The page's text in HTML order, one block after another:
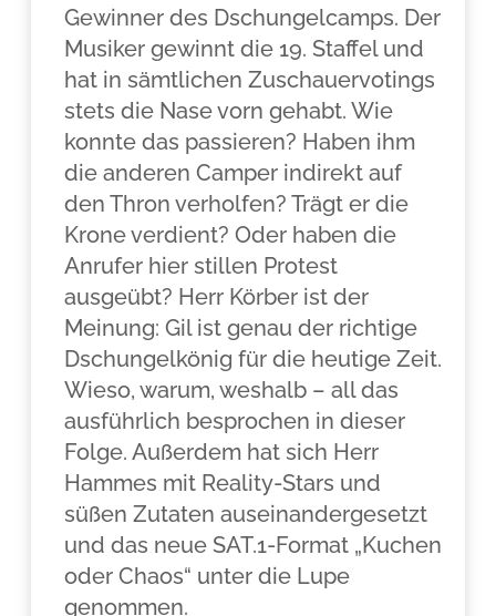
Gewinner des Dschungelcamps. Der
Musiker gewinnt die 19. Staffel und
hat in sämtlichen Zuschauervotings
stets die Nase vorn gehabt. Wie
konnte das passieren? Haben ihm
die anderen Camper indirekt auf
den Thron verholfen? Trägt er die
Krone verdient? Oder haben die
Anrufer hier stillen Protest
ausgeübt? Herr Körber ist der
Meinung: Gil ist genau der richtige
Dschungelkönig für die heutige Zeit.
Wieso, warum, weshalb – all das
ausführlich besprochen in dieser
Folge. Außerdem hat sich Herr
Hammes mit Reality-Stars und
süßen Zutaten auseinandergesetzt
und das neue SAT.1-Format „Kuchen
oder Chaos“ unter die Lupe
genommen.